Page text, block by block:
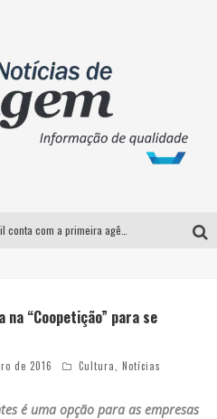
“Coopetição” para se
de 2016 Cultura Notícias
é uma opção para as empresas